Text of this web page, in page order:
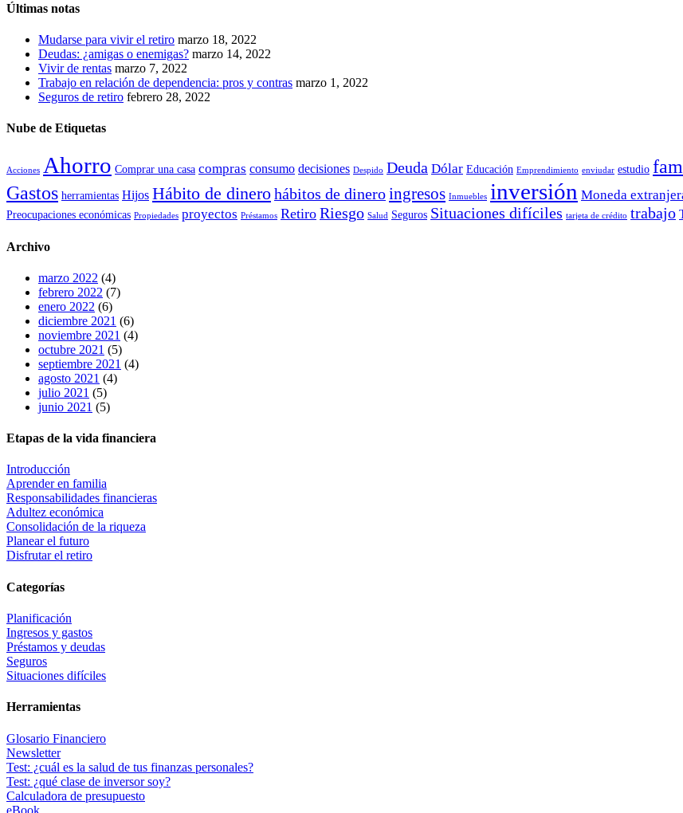
Últimas notas
Mudarse para vivir el retiro marzo 18, 2022
Deudas: ¿amigas o enemigas? marzo 14, 2022
Vivir de rentas marzo 7, 2022
Trabajo en relación de dependencia: pros y contras marzo 1, 2022
Seguros de retiro febrero 28, 2022
Nube de Etiquetas
Acciones Ahorro Comprar una casa compras consumo decisiones Despido Deuda Dólar Educación Emprendimiento enviudar estudio
Gastos herramientas Hijos Hábito de dinerohábitos de dineroingresos Inmuebles inversión Moneda
Preocupaciones económicas Propiedades proyectos Préstamos Retiro Riesgo Salud Seguros Situaciones difíciles tarjeta de crédito trabajo
Archivo
marzo 2022 (4)
febrero 2022 (7)
enero 2022 (6)
diciembre 2021 (6)
noviembre 2021 (4)
octubre 2021 (5)
septiembre 2021 (4)
agosto 2021 (4)
julio 2021 (5)
junio 2021 (5)
Etapas de la vida financiera
Introducción
Aprender en familia
Responsabilidades financieras
Adultez económica
Consolidación de la riqueza
Planear el futuro
Disfrutar el retiro
Categorías
Planificación
Ingresos y gastos
Préstamos y deudas
Seguros
Situaciones difíciles
Herramientas
Glosario Financiero
Newsletter
Test: ¿cuál es la salud de tus finanzas personales?
Test: ¿qué clase de inversor soy?
Calculadora de presupuesto
eBook